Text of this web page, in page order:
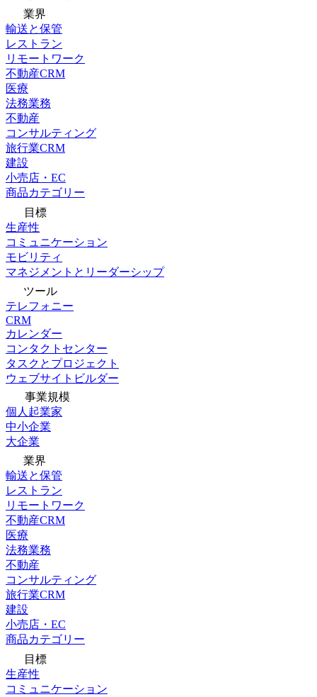
業界
輸送と保管
レストラン
リモートワーク
不動産CRM
医療
法務業務
不動産
コンサルティング
旅行業CRM
建設
小売店・EC
商品カテゴリー
目標
生産性
コミュニケーション
モビリティ
マネジメントとリーダーシップ
ツール
テレフォニー
CRM
カレンダー
コンタクトセンター
タスクとプロジェクト
ウェブサイトビルダー
事業規模
個人起業家
中小企業
大企業
業界
輸送と保管
レストラン
リモートワーク
不動産CRM
医療
法務業務
不動産
コンサルティング
旅行業CRM
建設
小売店・EC
商品カテゴリー
目標
生産性
コミュニケーション